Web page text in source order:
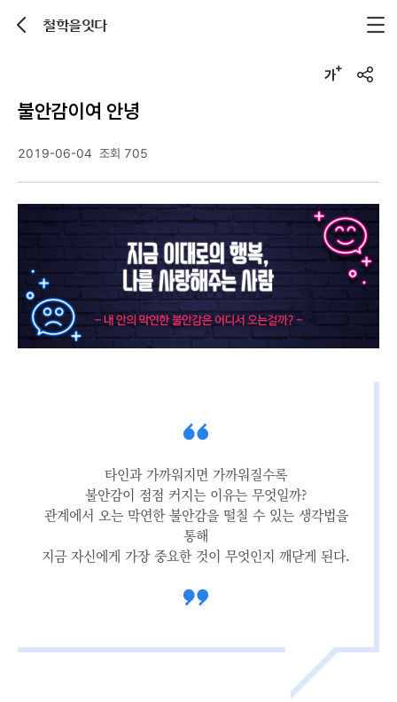
철학을잇다
u
불안감이여 안녕
2019-06-04 조회 705
타인과 가까워지면 가까워질수록
불안감이 점점 커지는 이유는 무엇일까?
관계에서 오는 막연한 불안감을 떨칠 수 있는 생각법을
통해
지금 자신에게 가장 중요한 것이 무엇인지 깨닫게 된다.